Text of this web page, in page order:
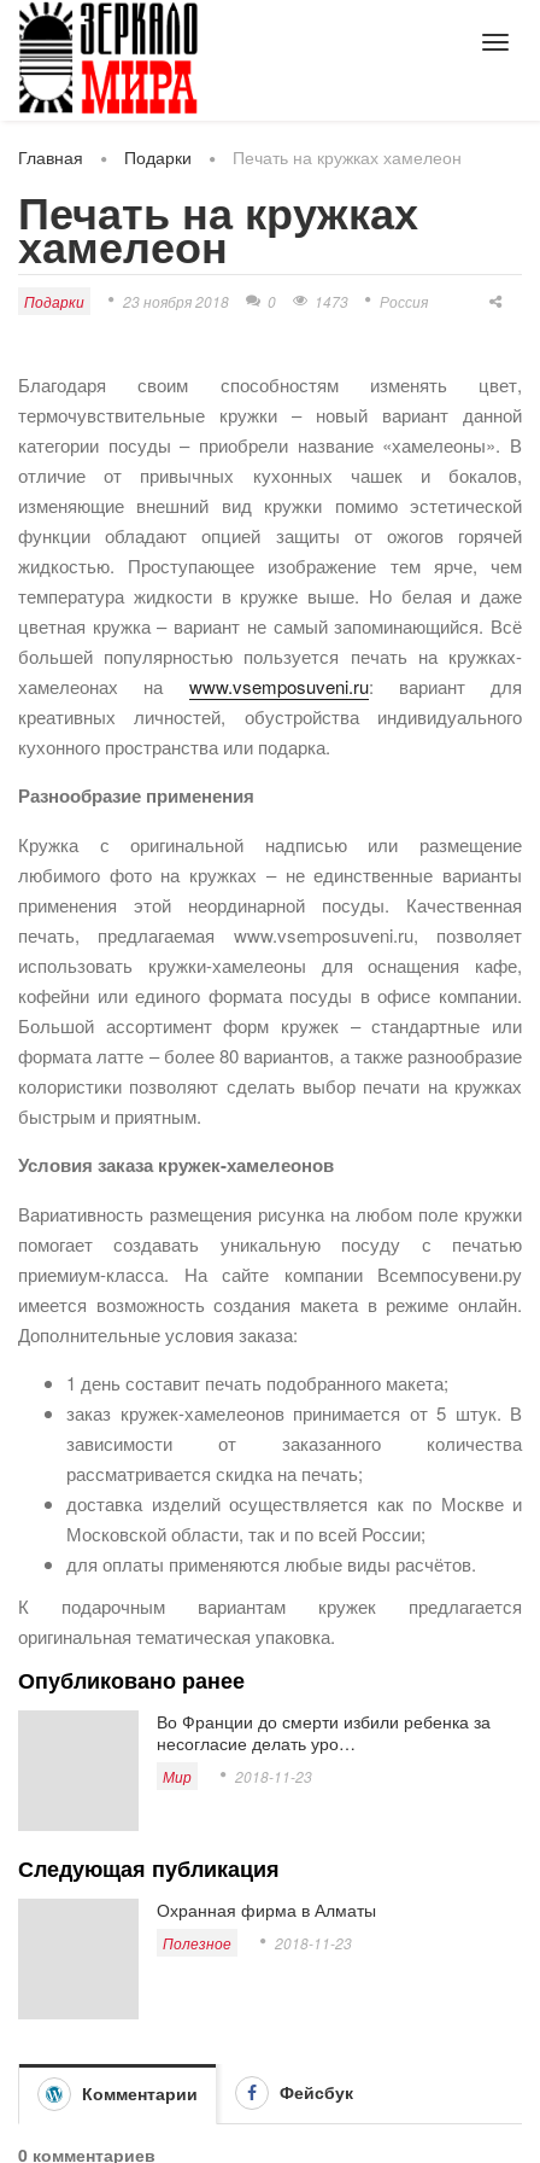
Главная Подарки Печать на кружках хамелеон
Печать на кружках
хамелеон
Подарки 23 ноября 2018 0 1473 Россия
Благодаря своим способностям изменять цвет,
термочувствительные кружки – новый вариант данной
категории посуды – приобрели название «хамелеоны». В
отличие от привычных кухонных чашек и бокалов,
изменяющие внешний вид кружки помимо эстетической
функции обладают опцией защиты от ожогов горячей
жидкостью. Проступающее изображение тем ярче, чем
температура жидкости в кружке выше. Но белая и даже
цветная кружка – вариант не самый запоминающийся. Всё
большей популярностью пользуется печать на кружках-
хамелеонах на www.vsemposuveni.ru: вариант для
креативных личностей, обустройства индивидуального
кухонного пространства или подарка.
Разнообразие применения
Кружка с оригинальной надписью или размещение
любимого фото на кружках – не единственные варианты
применения этой неординарной посуды. Качественная
печать, предлагаемая www.vsemposuveni.ru, позволяет
использовать кружки-хамелеоны для оснащения кафе,
кофейни или единого формата посуды в офисе компании.
Большой ассортимент форм кружек – стандартные или
формата латте – более 80 вариантов, а также разнообразие
колористики позволяют сделать выбор печати на кружках
быстрым и приятным.
Условия заказа кружек-хамелеонов
Вариативность размещения рисунка на любом поле кружки
помогает создавать уникальную посуду с печатью
приемиум-класса. На сайте компании Всемпосувени.ру
имеется возможность создания макета в режиме онлайн.
Дополнительные условия заказа:
1 день составит печать подобранного макета;
заказ кружек-хамелеонов принимается от 5 штук. В
зависимости от заказанного количества
рассматривается скидка на печать;
доставка изделий осуществляется как по Москве и
Московской области, так и по всей России;
для оплаты применяются любые виды расчётов.
К подарочным вариантам кружек предлагается
оригинальная тематическая упаковка.
Опубликовано ранее
Во Франции до смерти избили ребенка за
несогласие делать уро…
Мир 2018-11-23
Следующая публикация
Охранная фирма в Алматы
Полезное 2018-11-23
Комментарии Фейсбук
0 комментариев